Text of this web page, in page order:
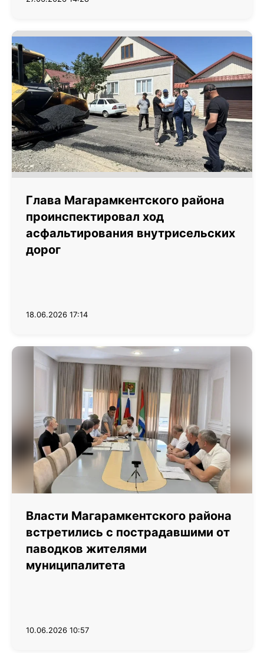
Глава Магарамкентского района
проинспектировал ход
асфальтирования внутрисельских
дорог
18.06.2026 17:14
Власти Магарамкентского района
встретились с пострадавшими от
паводков жителями
муниципалитета
10.06.2026 10:57